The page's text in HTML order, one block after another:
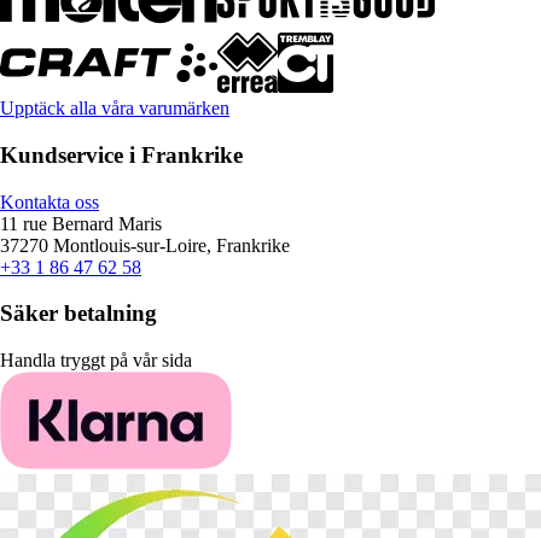
Upptäck alla våra varumärken
Kundservice i Frankrike
Kontakta oss
11 rue Bernard Maris
37270 Montlouis-sur-Loire, Frankrike
+33 1 86 47 62 58
Säker betalning
Handla tryggt på vår sida